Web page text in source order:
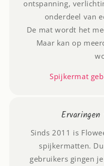
ontspanning,
onderdeel van
De mat wordt het
Maar kan op
Spijkermat
Sinds 2011 is
spijkermatten.
gebruikers gingen